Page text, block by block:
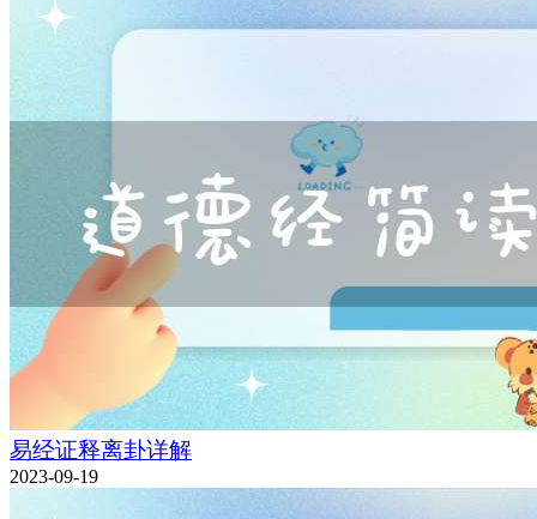
易经证释离卦详解
2023-09-19